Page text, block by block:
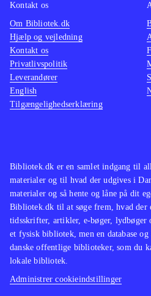
Bibliotek.dk er en samlet indgang til
materialer og til hvad der udgives i
materialer og så hente og låne på dit
Bibliotek.dk til at søge frem, hvad der
tidsskrifter, artikler, e-bøger, lydbøger
et fysisk bibliotek, men en database
danske offentlige biblioteker, som du
lokale bibliotek.
Administrer cookieindstillinger
Kontakt os
Om Bibliotek.dk
Hjælp og vejledning
Kontakt os
Privatlivspolitik
Leverandører
English
Tilgængelighedserklæring